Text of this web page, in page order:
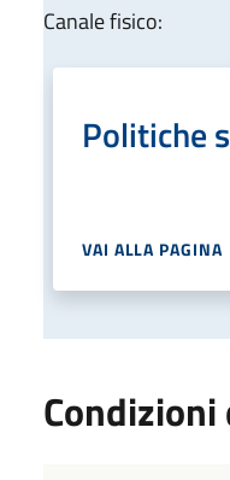
Canale fisico:
Politiche
VAI ALLA PAGINA